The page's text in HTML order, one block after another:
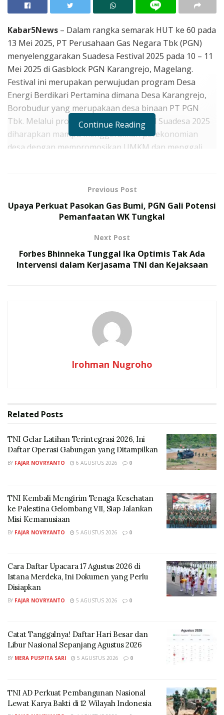
Kabar5News – Dalam rangka semarak HUT ke 60 pada
13 Mei 2025, PT Perusahaan Gas Negara Tbk (PGN)
menyelenggarakan Suadesa Festival 2025 pada 10 – 11
Mei 2025 di Gasblock PGN Karangrejo, Magelang.
Festival ini merupakan perwujudan program Desa
Energi Berdikari Pertamina dimana Desa Karangrejo,
Borobudur yang merupakaan desa binaan PT PGN
Tbk. Melalui program CSR PGN, Festival Suadesa 2025
diharapkan mampu menggerakkan perekonomian
desa dengan mempromosikan UMKM dan menggali
“Suadesa Festival diharapkan dapat menjadi pesta
rakyat untuk memantik ruang-ruang ekonomi baru,
dengan memanfaatkan sumber daya lokal secara
maksimal. Selain itu, partisipasi masyarakat sekitar
PGN dan komunitas-komunitas budaya lokal yang
terlibat,” ujar Sekretaris Perusahaan PGN Fajriyah
TNI Gelar Latihan Terintegrasi 2026, Ini Daftar
Operasi Gabungan yang Ditampilkan
TNI Kembali Mengirim Tenaga Kesehatan ke
Palestina Gelombang VII, Siap Jalankan Misi
(Foto: dok. PT Perusahaan Gas Negara tbk
(PGN)
Keterlibatan masyarakat setempat menjadi fokus
penyelenggaraan festival serupa di tahun-tahun
mendatang.
mendapatkan hasil dari upaya yang diusahakan,” ujar
M. Hely Rofikun, Kepala Desa Karangrejo, Borobudur
Continue Reading
Previous Post
Upaya Perkuat Pasokan Gas Bumi, PGN Gali Potensi
Pemanfaatan WK Tungkal
Next Post
Forbes Bhinneka Tunggal Ika Optimis Tak Ada
Intervensi dalam Kerjasama TNI dan Kejaksaan
Irohman Nugroho
Related Posts
TNI Gelar Latihan Terintegrasi 2026, Ini
Daftar Operasi Gabungan yang Ditampilkan
BY FAJAR NOVRYANTO 6 AGUSTUS 2026 0
TNI Kembali Mengirim Tenaga Kesehatan
ke Palestina Gelombang VII, Siap Jalankan
Misi Kemanusiaan
BY FAJAR NOVRYANTO 5 AGUSTUS 2026 0
Cara Daftar Upacara 17 Agustus 2026 di
Istana Merdeka, Ini Dokumen yang Perlu
Disiapkan
BY FAJAR NOVRYANTO 5 AGUSTUS 2026 0
Catat Tanggalnya! Daftar Hari Besar dan
Libur Nasional Sepanjang Agustus 2026
BY MERA PUSPITA SARI 5 AGUSTUS 2026 0
TNI AD Perkuat Pembangunan Nasional
Lewat Karya Bakti di 12 Wilayah Indonesia